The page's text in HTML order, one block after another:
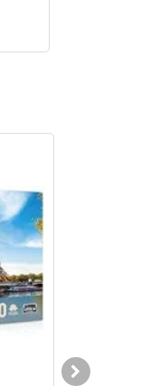
15% OFF